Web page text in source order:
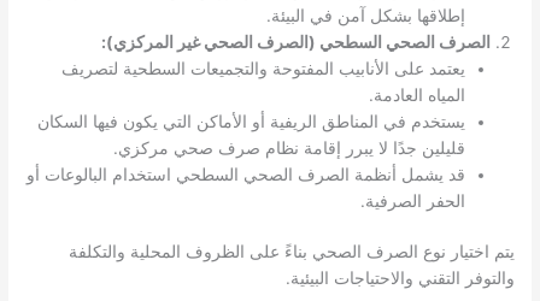
إطلاقها بشكل آمن في البيئة.
الصرف الصحي السطحي (الصرف الصحي غير المركزي):
يعتمد على الأنابيب المفتوحة والتجميعات السطحية لتصريف
المياه العادمة.
يستخدم في المناطق الريفية أو الأماكن التي يكون فيها السكان
قليلين جدًا لا يبرر إقامة نظام صرف صحي مركزي.
قد يشمل أنظمة الصرف الصحي السطحي استخدام البالوعات أو
الحفر الصرفية.
يتم اختيار نوع الصرف الصحي بناءً على الظروف المحلية والتكلفة
والتوفر التقني والاحتياجات البيئية.